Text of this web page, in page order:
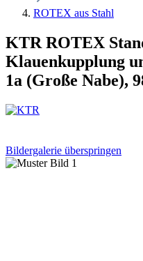
ROTEX aus Stahl
KTR ROTEX
Klauenkupplung
1a (Große Nabe),
Bildergalerie überspringen